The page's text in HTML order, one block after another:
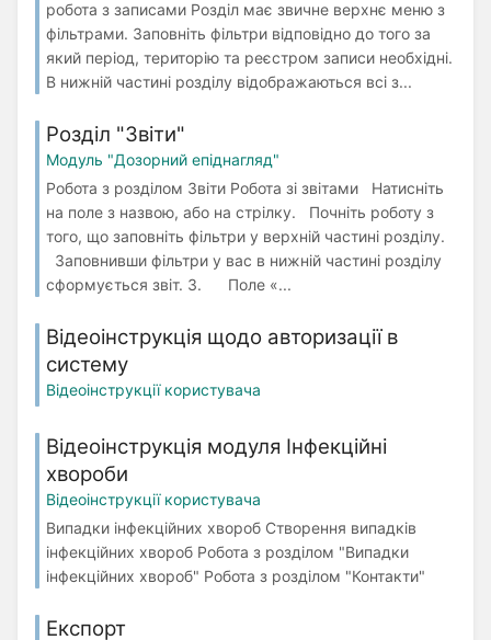
робота з записами Розділ має звичне верхнє меню з
фільтрами. Заповніть фільтри відповідно до того за
який період, територію та реєстром записи необхідні.
В нижній частині розділу відображаються всі з...
Розділ "Звіти"
Модуль "Дозорний епіднагляд"
Робота з розділом Звіти Робота зі звітами Натисніть
на поле з назвою, або на стрілку. Почніть роботу з
того, що заповніть фільтри у верхній частині розділу.
Заповнивши фільтри у вас в нижній частині розділу
сформується звіт. 3. Поле «...
Відеоінструкція щодо авторизації в
систему
Відеоінструкції користувача
Відеоінструкція модуля Інфекційні
хвороби
Відеоінструкції користувача
Випадки інфекційних хвороб Створення випадків
інфекційних хвороб Робота з розділом "Випадки
інфекційних хвороб" Робота з розділом "Контакти"
Експорт